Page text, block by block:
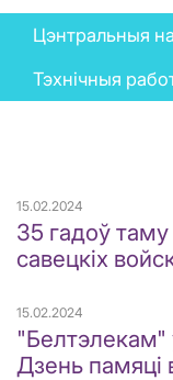
News
menu
Цэнтральныя
Тэхнічныя
15.02.2024
35 гадоў
савецкіх
15.02.2024
"Белтэлекам"
Дзень памяці